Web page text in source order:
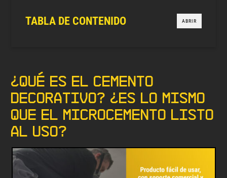
ABRIR
TABLA DE CONTENIDO
¿Qué es el cemento
decorativo? ¿Es lo mismo
que el microcemento listo
al uso?